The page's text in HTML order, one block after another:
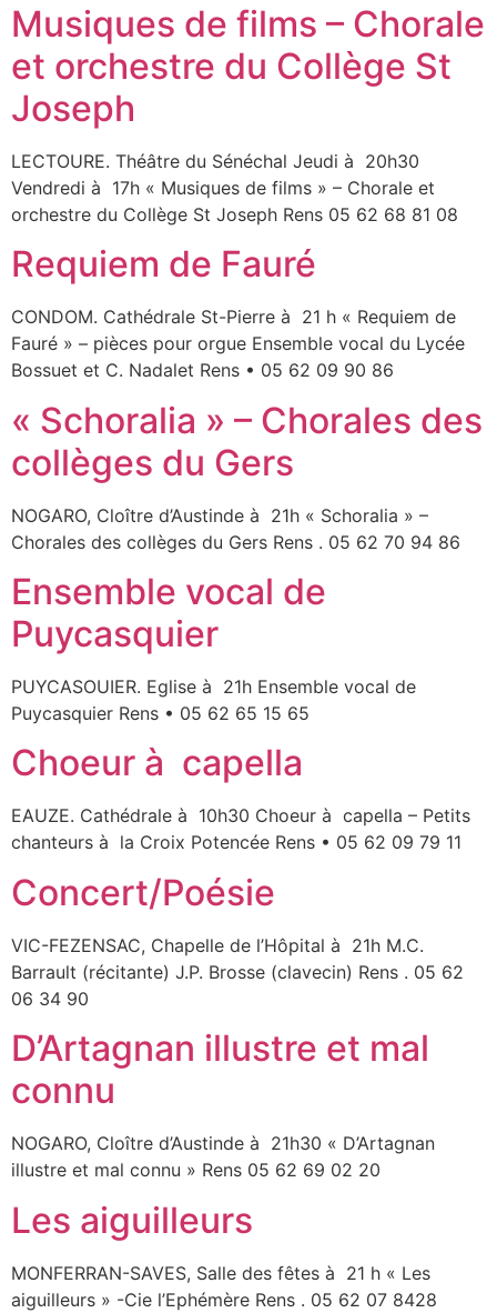
Musiques de films – Chorale
et orchestre du Collège St
Joseph
LECTOURE. Théâtre du Sénéchal Jeudi à 20h30
Vendredi à 17h « Musiques de films » – Chorale et
orchestre du Collège St Joseph Rens 05 62 68 81 08
Requiem de Fauré
CONDOM. Cathédrale St-Pierre à 21 h « Requiem de
Fauré » – pièces pour orgue Ensemble vocal du Lycée
Bossuet et C. Nadalet Rens • 05 62 09 90 86
« Schoralia » – Chorales des
collèges du Gers
NOGARO, Cloître d’Austinde à 21h « Schoralia » –
Chorales des collèges du Gers Rens . 05 62 70 94 86
Ensemble vocal de
Puycasquier
PUYCASOUIER. Eglise à 21h Ensemble vocal de
Puycasquier Rens • 05 62 65 15 65
Choeur à capella
EAUZE. Cathédrale à 10h30 Choeur à capella – Petits
chanteurs à la Croix Potencée Rens • 05 62 09 79 11
Concert/Poésie
VIC-FEZENSAC, Chapelle de l’Hôpital à 21h M.C.
Barrault (récitante) J.P. Brosse (clavecin) Rens . 05 62
06 34 90
D’Artagnan illustre et mal
connu
NOGARO, Cloître d’Austinde à 21h30 « D’Artagnan
illustre et mal connu » Rens 05 62 69 02 20
Les aiguilleurs
MONFERRAN-SAVES, Salle des fêtes à 21 h « Les
aiguilleurs » -Cie l’Ephémère Rens . 05 62 07 8428